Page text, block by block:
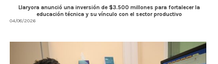
Llaryora anunció una inversión de $3.500 millones para fortalecer la
educación técnica y su vínculo con el sector productivo
04/08/2026